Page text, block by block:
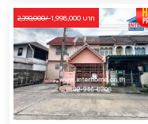
2,390,000/1,998,000 บาท